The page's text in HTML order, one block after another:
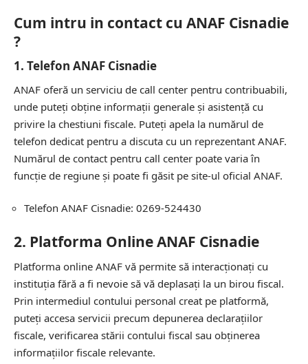
Cum intru in contact cu ANAF Cisnadie
?
1. Telefon ANAF Cisnadie
ANAF oferă un serviciu de call center pentru contribuabili,
unde puteți obține informații generale și asistență cu
privire la chestiuni fiscale. Puteți apela la numărul de
telefon dedicat pentru a discuta cu un reprezentant ANAF.
Numărul de contact pentru call center poate varia în
funcție de regiune și poate fi găsit pe site-ul oficial ANAF.
Telefon ANAF Cisnadie: 0269-524430
2. Platforma Online ANAF Cisnadie
Platforma online ANAF vă permite să interacționați cu
instituția fără a fi nevoie să vă deplasați la un birou fiscal.
Prin intermediul contului personal creat pe platformă,
puteți accesa servicii precum depunerea declarațiilor
fiscale, verificarea stării contului fiscal sau obținerea
informațiilor fiscale relevante.